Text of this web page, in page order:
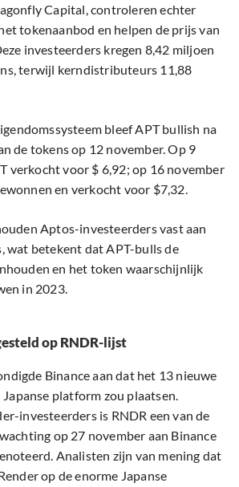
Capital, controleren echter
tokenaanbod en helpen de prijs van
investeerders kregen 8,42 miljoen
terwijl kerndistributeurs 11,88
bleef APT bullish na
de tokens op 12 november. Op 9
verkocht voor $ 6,92; op 16 november
en verkocht voor $7,32.
Aptos-investeerders vast aan
wat betekent dat APT-bulls de
en het token waarschijnlijk
in 2023.
op RNDR-lijst
Binance aan dat het 13 nieuwe
platform zou plaatsen.
investeerders is RNDR een van de
op 27 november aan Binance
Analisten zijn van mening dat
op de enorme Japanse